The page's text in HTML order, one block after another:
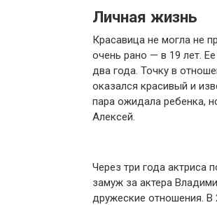
Личная жизнь
Красавица не могла не
очень рано — в 19 лет.
два года. Точку в
оказался красивый и
пара ожидала ребенка,
Алексей.
Через три года актриса
замуж за актера
дружеские отношения. В